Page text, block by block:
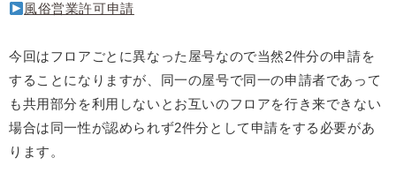
風俗営業許可申請
今回はフロアごとに異なった屋号なので当然2件分の申請を
することになりますが、同一の屋号で同一の申請者であって
も共用部分を利用しないとお互いのフロアを行き来できない
場合は同一性が認められず2件分として申請をする必要があ
ります。